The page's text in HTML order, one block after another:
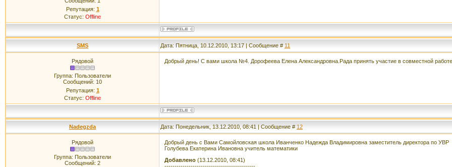
Репутация: 1
Статус: Offline
SMS Дата: Пятница, 10.12.2010, 13:17 | Сообщение # 11
Рядовой
Группа: Пользователи
Сообщений: 10
Репутация: 1
Статус: Offline
Добрый день! С вами школа №4. Дорофеева Елена Александровна.Рада принять участие в совместной
Nadegzda Дата: Понедельник, 13.12.2010, 08:41 | Сообщение # 12
Рядовой
Группа: Пользователи
Сообщений: 2
Добрый день с Вами Самойловская школа Иванченко Надежда Владимировна заместитель директора по УВР
Голубева Екатерина Ивановна учитель математики
Добавлено (13.12.2010, 08:41)